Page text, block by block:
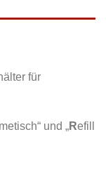
für
und „Refill